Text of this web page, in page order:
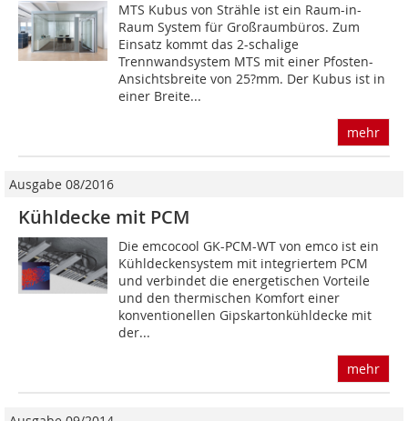
MTS Kubus von Strähle ist ein Raum-in-
Raum System für Großraumbüros. Zum
Einsatz kommt das 2-schalige
Trennwandsystem MTS mit einer Pfosten-
Ansichtsbreite von 25?mm. Der Kubus ist in
einer Breite...
mehr
Ausgabe 08/2016
Kühldecke mit PCM
Die emcocool GK-PCM-WT von emco ist ein
Kühldeckensystem mit integriertem PCM
und verbindet die energetischen Vorteile
und den thermischen Komfort einer
konventionellen Gipskartonkühldecke mit
der...
mehr